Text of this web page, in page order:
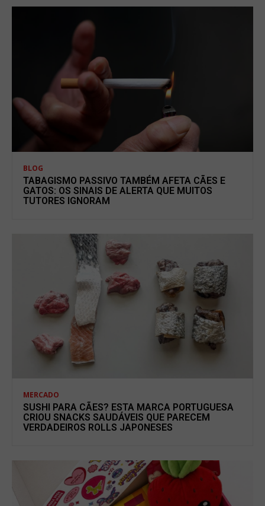
BLOG
TABAGISMO PASSIVO TAMBÉM AFETA CÃES E
GATOS: OS SINAIS DE ALERTA QUE MUITOS
TUTORES IGNORAM
MERCADO
SUSHI PARA CÃES? ESTA MARCA PORTUGUESA
CRIOU SNACKS SAUDÁVEIS QUE PARECEM
VERDADEIROS ROLLS JAPONESES